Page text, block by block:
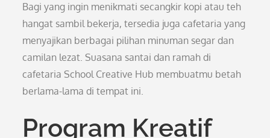
Bagi yang ingin menikmati secangkir kopi atau teh
hangat sambil bekerja, tersedia juga cafetaria yang
menyajikan berbagai pilihan minuman segar dan
camilan lezat. Suasana santai dan ramah di
cafetaria School Creative Hub membuatmu betah
berlama-lama di tempat ini.
Program Kreatif